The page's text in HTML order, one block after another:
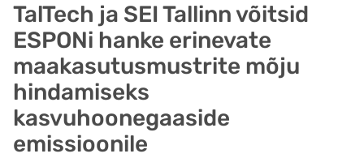
TalTech ja SEI Tallinn võitsid
ESPONi hanke erinevate
maakasutusmustrite mõju
hindamiseks
kasvuhoonegaaside
emissioonile